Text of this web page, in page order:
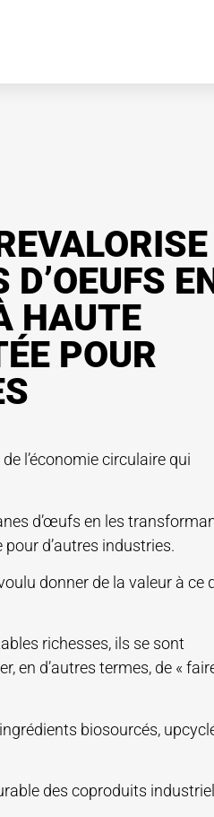
HAUTE
POUR
l’économie circulaire qui
d’œufs en les
d’autres industries.
donner de la valeur à ce
richesses, ils se sont
en d’autres termes, de «
biosourcés,
des coproduits